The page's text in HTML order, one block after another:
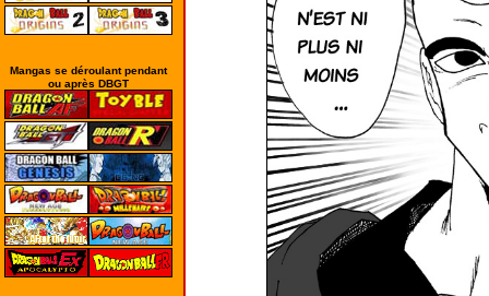
Mangas se déroulant pendant
ou après DBGT